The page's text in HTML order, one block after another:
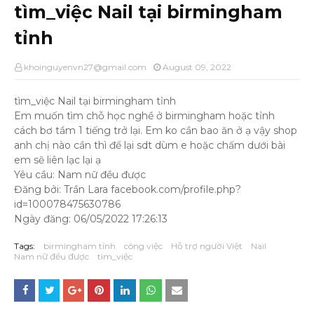
tìm_việc Nail tại birmingham
tỉnh
khoinguyenvn27@gmail.com August 09, 2022
tìm_việc Nail tại birmingham tỉnh
Em muốn tìm chỗ học nghề ở birmingham hoặc tỉnh
cách bơ tầm 1 tiếng trở lại. Em ko cần bao ăn ở ạ vậy shop
anh chị nào cần thì để lại sdt dùm e hoặc chấm dưới bài
em sẽ liên lạc lại ạ
Yêu cầu: Nam nữ đều được
Đăng bởi: Trần Lara facebook.com/profile.php?
id=100078475630786
Ngày đăng: 06/05/2022 17:26:13
Tags: birmingham tỉnh công việc Hỗ trợ người Việt
Nail
Nam nữ đều được
tìm_việc